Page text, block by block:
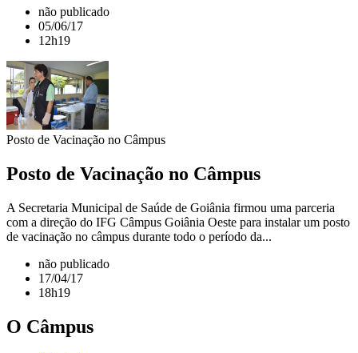
não publicado
05/06/17
12h19
Posto de Vacinação no Câmpus
Posto de Vacinação no Câmpus
A Secretaria Municipal de Saúde de Goiânia firmou uma parceria
com a direção do IFG Câmpus Goiânia Oeste para instalar um posto
de vacinação no câmpus durante todo o período da...
não publicado
17/04/17
18h19
O Câmpus